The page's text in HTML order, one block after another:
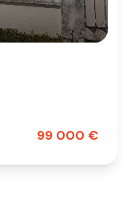
99 000 €